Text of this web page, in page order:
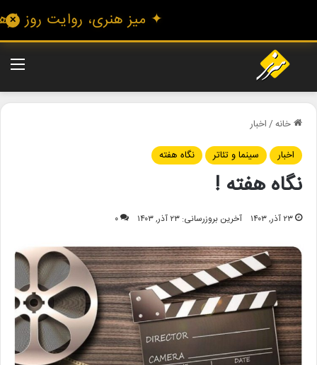
خانه/اخبار
اخبار
سینما و تئاتر نگاه هفته
نگاه هفته !
۲۳ آذر, ۱۴۰۳ آخرین بروزرسانی: ۲۳ آذر, ۱۴۰۳ ۰
✕ ✦ میز هنری، روایت روز